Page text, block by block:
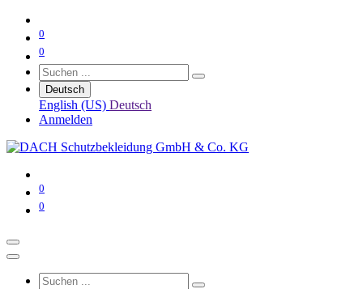
0
0
Deutsch
English (US) Deutsch
Anmelden
0
0